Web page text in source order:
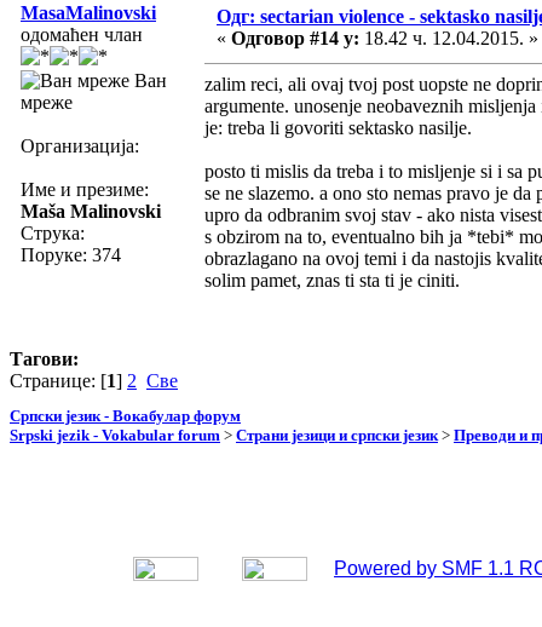
MasaMalinovski
одомаћен члан
Ван
мреже
Организација:
Име и презиме:
Maša Malinovski
Струка:
Поруке: 374
Одг: sectarian violence - sektasko
« Одговор #14 у: 18.42 ч. 12.04.2015. »
zalim reci, ali ovaj tvoj post uopste ne
argumente. unosenje neobaveznih
je: treba li govoriti sektasko nasilje.
posto ti mislis da treba i to misljenje si i sa
se ne slazemo. a ono sto nemas pravo je
upro da odbranim svoj stav - ako nista
s obzirom na to, eventualno bih ja *tebi*
obrazlagano na ovoj temi i da nastojis
solim pamet, znas ti sta ti je ciniti.
Тагови:
Странице: [1] 2 Све
Српски језик - Вокабулар форум
Srpski jezik - Vokabular forum > Страни језици и српски језик> Преводи и
Powered by SMF 1.1